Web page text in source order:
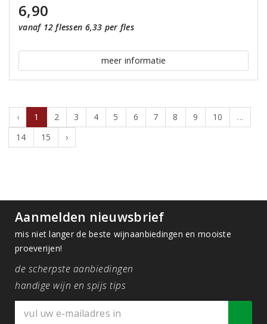
6,90
vanaf 12 flessen 6,33 per fles
meer informatie
‹ 1 2 3 4 5 6 7 8 9 10
...
14
15 ›
Aanmelden nieuwsbrief
mis niet langer de beste wijnaanbiedingen en mooiste
proeverijen!
de scherpste aanbiedingen
handige wijn en spijs tips